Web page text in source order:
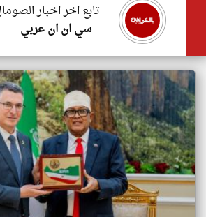
تابع اخر اخبار
سي ان ان عربي